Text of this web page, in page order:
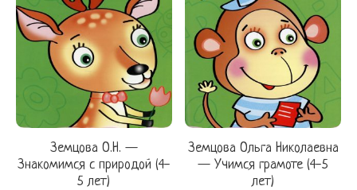
Земцова О.Н. —
Знакомимся с природой (4-
5 лет)
Земцова Ольга Николаевна
— Учимся грамоте (4-5
лет)